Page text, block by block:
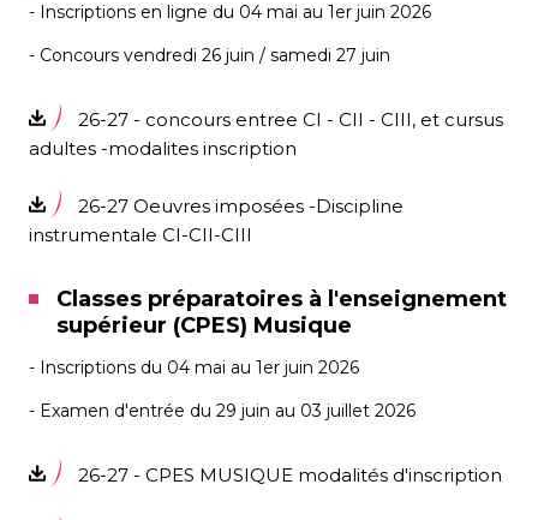
- Inscriptions en ligne du 04 mai au 1er juin 2026
- Concours vendredi 26 juin / samedi 27 juin
26-27 - concours entree CI - CII - CIII, et cursus
adultes -modalites inscription
26-27 Oeuvres imposées -Discipline
instrumentale CI-CII-CIII
Classes préparatoires à l'enseignement
supérieur (CPES) Musique
- Inscriptions du 04 mai au 1er juin 2026
- Examen d'entrée du 29 juin au 03 juillet 2026
26-27 - CPES MUSIQUE modalités d'inscription